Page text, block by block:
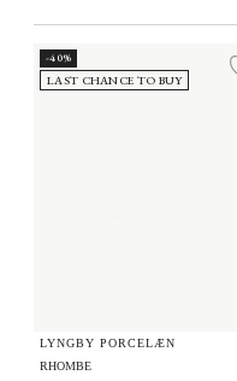
Tekopp med fat 39 cl
-40%
LAST CHANCE TO BUY
LYNGBY PORCELÆN
RHOMBE